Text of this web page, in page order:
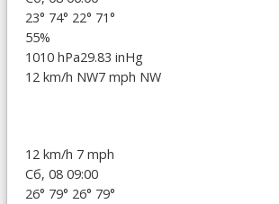
23° 74° 22° 71°
55%
1010 hPa29.83 inHg
12 km/h NW7 mph NW
12 km/h 7 mph
Сб, 08 09:00
26° 79° 26° 79°